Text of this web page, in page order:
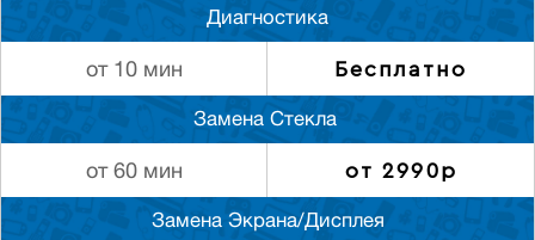
Диагностика
от 10 мин Бесплатно
Замена Стекла
от 60 мин от 2990р
Замена Экрана/Дисплея